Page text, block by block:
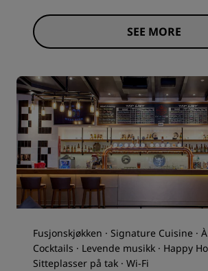
SEE MORE
Fusjonskjøkken · Signature Cuisine ·
Cocktails · Levende musikk · Happy
Sitteplasser på tak · Wi-Fi